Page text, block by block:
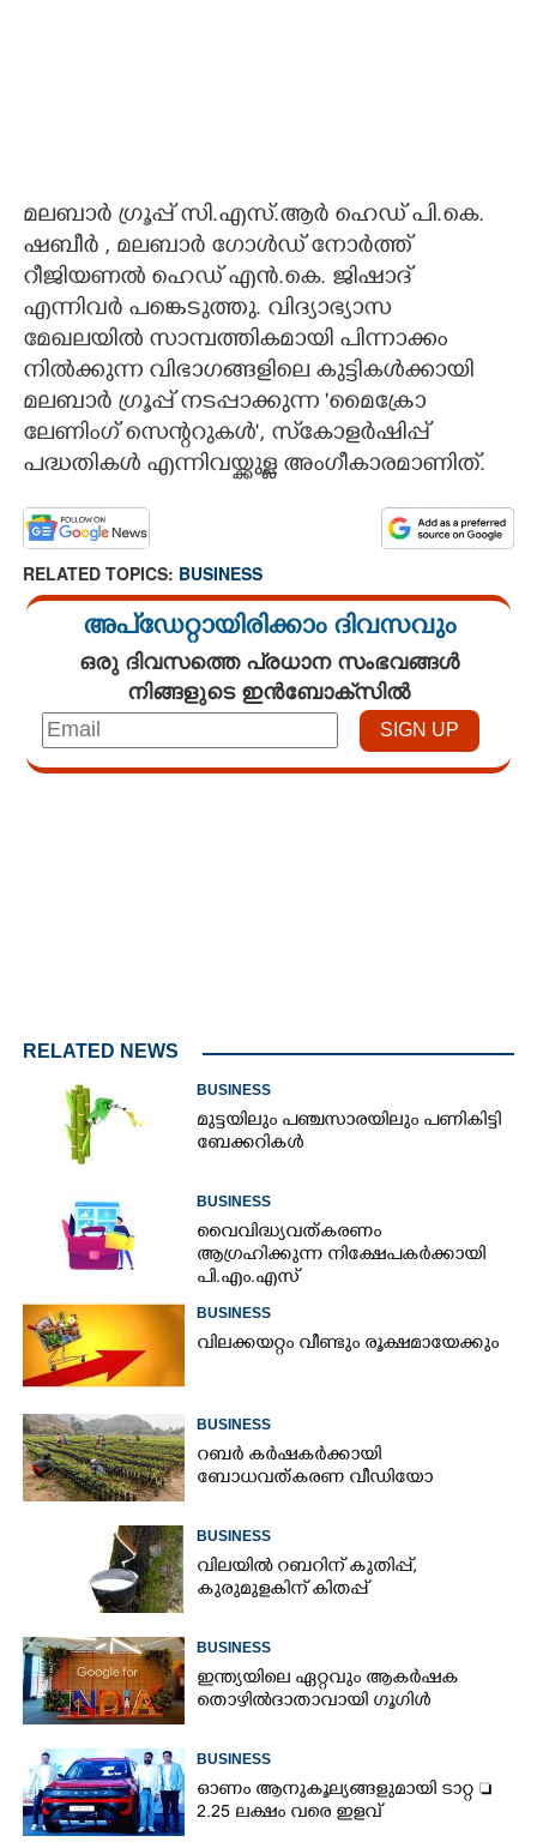
മലബാർ ഗ്രൂപ്പ് സി.എസ്.ആർ ഹെഡ് പി.കെ.
ഷബീർ , മലബാർ ഗോൾഡ് നോർത്ത്
റീജിയണൽ ഹെഡ് എൻ.കെ. ജിഷാദ്
എന്നിവർ പങ്കെടുത്തു. വിദ്യാഭ്യാസ
മേഖലയിൽ സാമ്പത്തികമായി പിന്നാക്കം
നിൽക്കുന്ന വിഭാഗങ്ങളിലെ കുട്ടികൾക്കായി
മലബാർ ഗ്രൂപ്പ് നടപ്പാക്കുന്ന 'മൈക്രോ
ലേണിംഗ് സെന്ററുകൾ', സ്‌കോളർഷിപ്പ്
പദ്ധതികൾ എന്നിവയ്ക്കുള്ള അംഗീകാരമാണിത്.
RELATED TOPICS: BUSINESS
അപ്ഡേറ്റായിരിക്കാം ദിവസവും
ഒരു ദിവസത്തെ പ്രധാന സംഭവങ്ങൾ
നിങ്ങളുടെ ഇൻബോക്സിൽ
RELATED NEWS
BUSINESS
മുട്ടയിലും പഞ്ചസാരയിലും പണികിട്ടി
ബേക്കറികൾ
BUSINESS
വൈവിദ്ധ്യവത്കരണം
ആഗ്രഹിക്കുന്ന നിക്ഷേപകർക്കായി
പി.എം.എസ്
BUSINESS
വിലക്കയറ്റം വീണ്ടും രൂക്ഷമായേക്കും
BUSINESS
റബർ കർഷകർക്കായി
ബോധവത്കരണ വീഡിയോ
BUSINESS
വിലയിൽ റബറിന് കുതിപ്പ്,
കുരുമുളകിന് കിതപ്പ്
BUSINESS
ഇന്ത്യയിലെ ഏറ്റവും ആകർഷക
തൊഴിൽദാതാവായി ഗൂഗിൾ
BUSINESS
ഓണം ആനുകൂല്യങ്ങളുമായി ടാറ്റ 
2.25 ലക്ഷം വരെ ഇളവ്